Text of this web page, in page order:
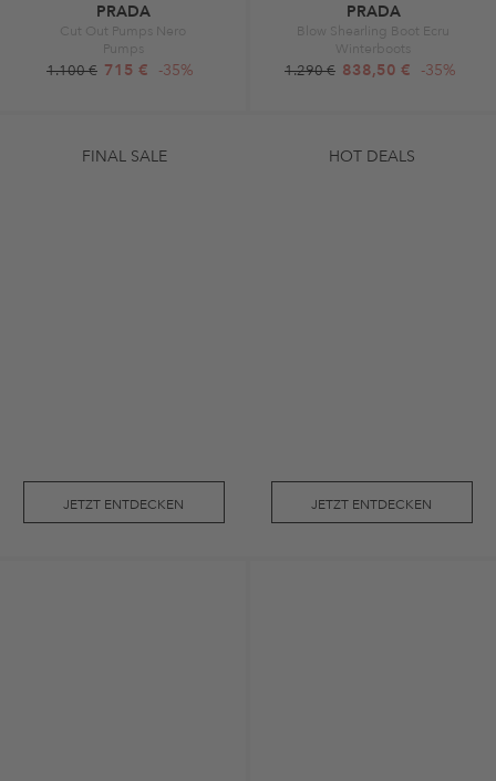
PRADA
Cut Out Pumps Nero
Pumps
1.100 € 715 € -35%
PRADA
Blow Shearling Boot Ecru
Winterboots
1.290 € 838,50 € -35%
FINAL SALE
JETZT ENTDECKEN
HOT DEALS
JETZT ENTDECKEN